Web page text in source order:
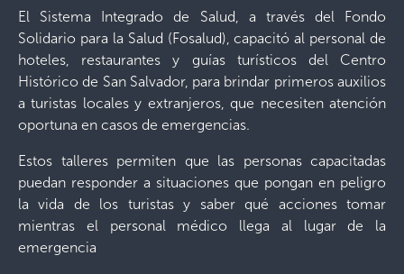
El Sistema Integrado de Salud, a través del Fondo
Solidario para la Salud (Fosalud), capacitó al personal de
hoteles, restaurantes y guías turísticos del Centro
Histórico de San Salvador, para brindar primeros auxilios
a turistas locales y extranjeros, que necesiten atención
oportuna en casos de emergencias.
Estos talleres permiten que las personas capacitadas
puedan responder a situaciones que pongan en peligro
la vida de los turistas y saber qué acciones tomar
mientras el personal médico llega al lugar de la
emergencia